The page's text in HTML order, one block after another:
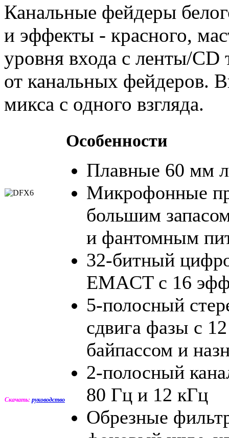
Канальные фейдеры
и эффекты - красного,
уровня входа с ленты/CD
от канальных фейдеров.
микса с одного взгляда.
Особенности
Плавные 60 мм
Микрофонные
большим
и фантомным
32-битный
EMACT с 16
5-полосный
сдвига фазы с
байпассом и
2-полосный
80 Гц и 12 кГц
Обрезные
Скачать: руководство